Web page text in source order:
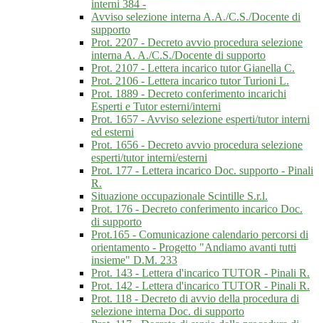
interni 384 -
Avviso selezione interna A.A./C.S./Docente di
supporto
Prot. 2207 - Decreto avvio procedura selezione
interna A. A./C.S./Docente di supporto
Prot. 2107 - Lettera incarico tutor Gianella C.
Prot. 2106 - Lettera incarico tutor Turioni L.
Prot. 1889 - Decreto conferimento incarichi
Esperti e Tutor esterni/interni
Prot. 1657 - Avviso selezione esperti/tutor interni
ed esterni
Prot. 1656 - Decreto avvio procedura selezione
esperti/tutor interni/esterni
Prot. 177 - Lettera incarico Doc. supporto - Pinali
R.
Situazione occupazionale Scintille S.r.l.
Prot. 176 - Decreto conferimento incarico Doc.
di supporto
Prot.165 - Comunicazione calendario percorsi di
orientamento - Progetto "Andiamo avanti tutti
insieme" D.M. 233
Prot. 143 - Lettera d'incarico TUTOR - Pinali R.
Prot. 142 - Lettera d'incarico TUTOR - Pinali R.
Prot. 118 - Decreto di avvio della procedura di
selezione interna Doc. di supporto